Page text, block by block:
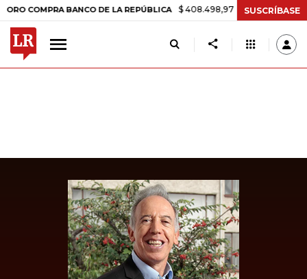
BANCO DE LA REPÚBLICA $ 408.498,97 +$ 8.753,81 +2,19%
SUSCRÍBASE